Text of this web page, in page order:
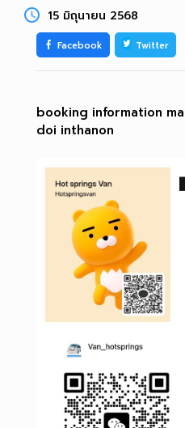
15 มิถุนายน 2568
Facebook Twitter
booking information
doi inthanon